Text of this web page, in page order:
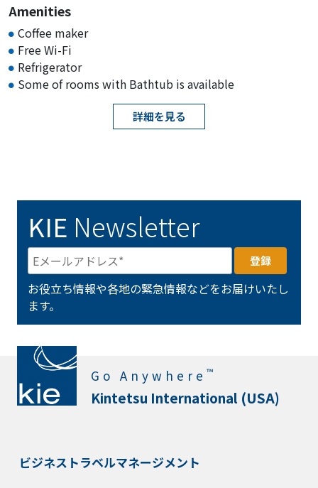
Amenities
Coffee maker
Free Wi-Fi
Refrigerator
Some of rooms with Bathtub is available
詳細を見る
KIE Newsletter
お役立ち情報や各地の緊急情報などをお届けいたし
ます。
Go Anywhere ™
Kintetsu International (USA)
ビジネストラベルマネージメント